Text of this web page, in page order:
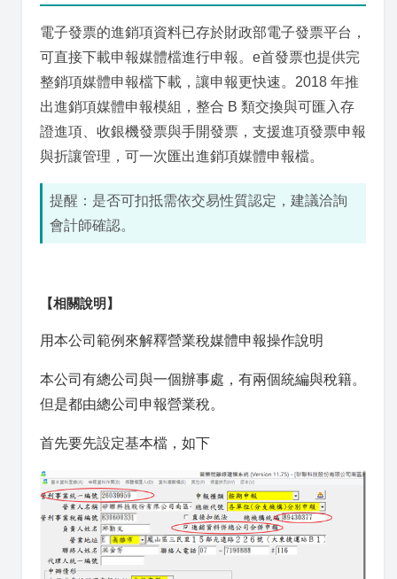
電子發票的進銷項資料已存於財政部電子發票平台，
可直接下載申報媒體檔進行申報。e首發票也提供完
整銷項媒體申報檔下載，讓申報更快速。2018 年推
出進銷項媒體申報模組，整合 B 類交換與可匯入存
證進項、收銀機發票與手開發票，支援進項發票申報
與折讓管理，可一次匯出進銷項媒體申報檔。
提醒：是否可扣抵需依交易性質認定，建議洽詢
會計師確認。
【相關說明】
用本公司範例來解釋營業稅媒體申報操作說明
本公司有總公司與一個辦事處，有兩個統編與稅籍。
但是都由總公司申報營業稅。
首先要先設定基本檔，如下